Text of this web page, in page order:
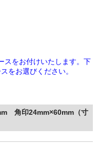
スをお付けいたします。下
をお選びください。
角印24mm×60mm（寸